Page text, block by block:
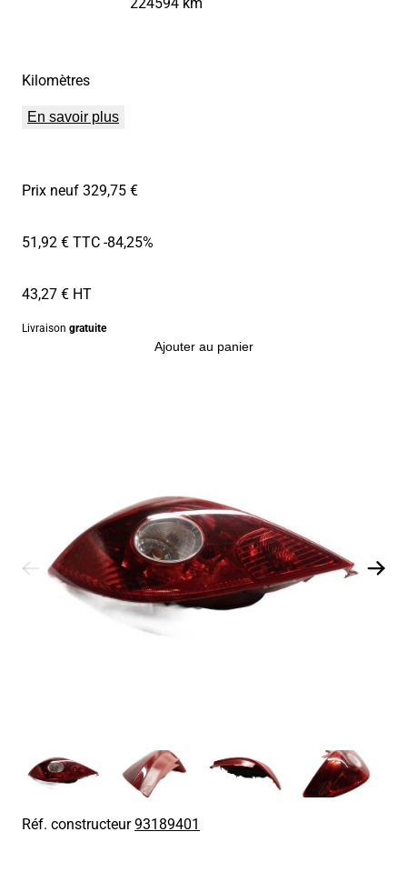
Kilomètres
En savoir plus
Prix neuf 329,75 €
51,92 € TTC-84,25%
43,27 € HT
Livraison gratuite
Ajouter au panier
Réf. constructeur93189401